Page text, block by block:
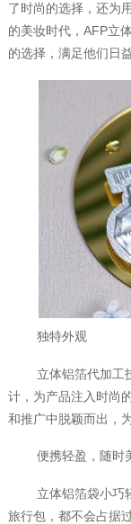
了时尚的选择，还为
的美妆时代，AFP立
的选择，满足他们日
独特外观
立体铝箔代加工
计，为产品注入时尚
和推广中脱颖而出，
便携轻盈，随时
立体铝箔袋小巧
旅行包，都不会占据